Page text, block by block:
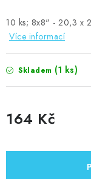
10 ks; 8x8" - 20,3 x
Více informací
Skladem (1 ks)
164 Kč